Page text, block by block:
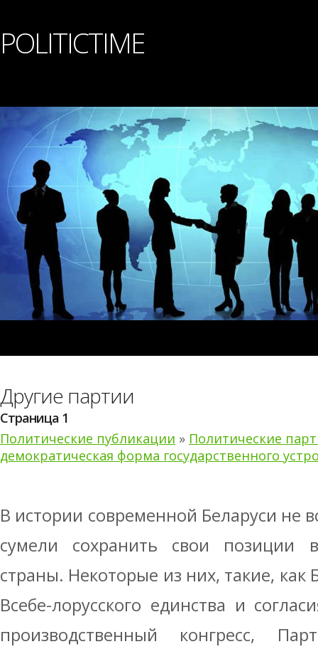
POLITICTIME
Другие партии
Страница 1
Политические публикации » Политические
демократическая форма государственного
В истории современной Беларуси не
сумели сохранить свои позиции
страны. Некоторые из них, такие,
Всебе-лорусского единства и
производственный конгресс,